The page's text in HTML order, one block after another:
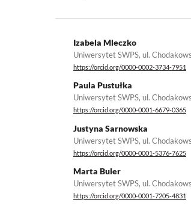
Izabela Mleczko
Uniwersytet SWPS, ul.
https://orcid.org/0000-0002-3734-7951
Paula Pustułka
Uniwersytet SWPS, ul.
https://orcid.org/0000-0001-6679-0365
Justyna Sarnowska
Uniwersytet SWPS, ul.
https://orcid.org/0000-0001-5376-7625
Marta Buler
Uniwersytet SWPS, ul.
https://orcid.org/0000-0001-7205-4831